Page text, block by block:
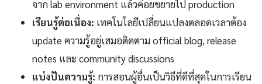
จาก lab environment แล้วค่อยขยายไป production
เรียนรู้ต่อเนื่อง: เทคโนโลยีเปลี่ยนแปลงตลอดเวลาต้อง
update ความรู้อยู่เสมอติดตาม official blog, release
notes และ community discussions
แบ่งปันความรู้: การสอนผู้อื่นเป็นวิธีที่ดีที่สุดในการเรียน